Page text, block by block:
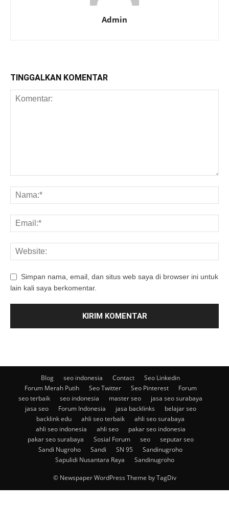
Admin
TINGGALKAN KOMENTAR
Simpan nama, email, dan situs web saya di browser ini untuk
lain kali saya berkomentar.
Blog seo indonesia Contact
Seo Linkedin
Forum Merah Putih
Seo Twitter Seo Pinterest
Forum
seo terbaik
seo indonesia master seo
jasa seo surabaya
jasa seo
Forum Indonesia jasa backlinks
belajar seo
backlink edu
ahli seo terbaik
ahli seo surabaya
ahli seo indonesia
ahli seo
pakar seo indonesia
pakar seo surabaya
Sosial Forum seo
seputar seo
Sandi Nugroho
Sandi SN 95
Sandinugroho
Sapulidi Nusantara Raya
Sandinugroho
© Newspaper WordPress Theme by TagDiv